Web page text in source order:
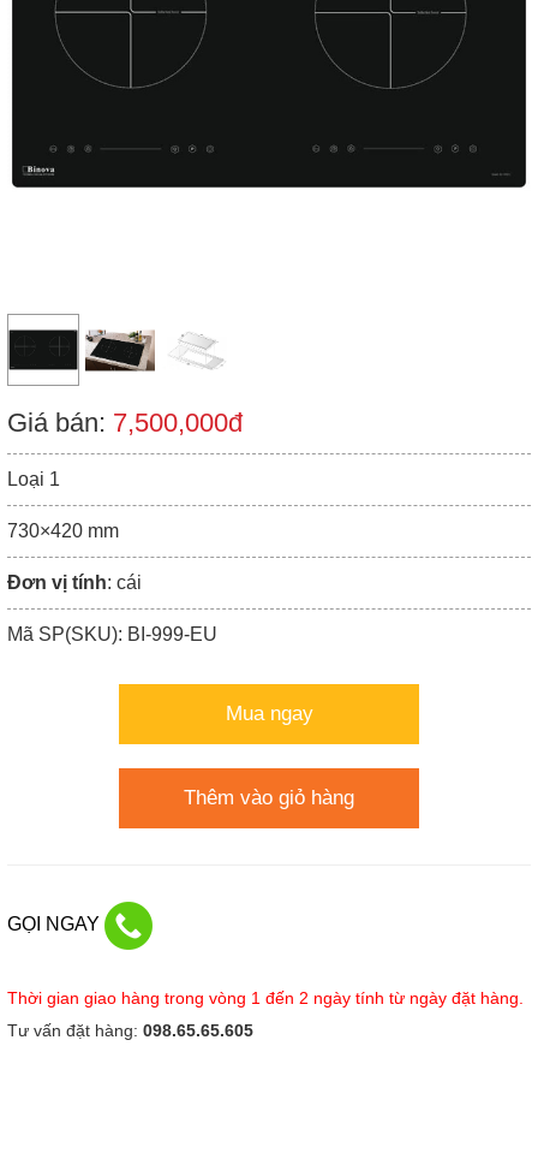
Giá bán: 7,500,000đ
Loại 1
730×420 mm
Đơn vị tính: cái
Mã SP(SKU): BI-999-EU
Mua ngay
Thêm vào giỏ hàng
GỌI NGAY
Thời gian giao hàng trong vòng 1 đến 2 ngày tính từ ngày đặt hàng.
Tư vấn đặt hàng: 098.65.65.605